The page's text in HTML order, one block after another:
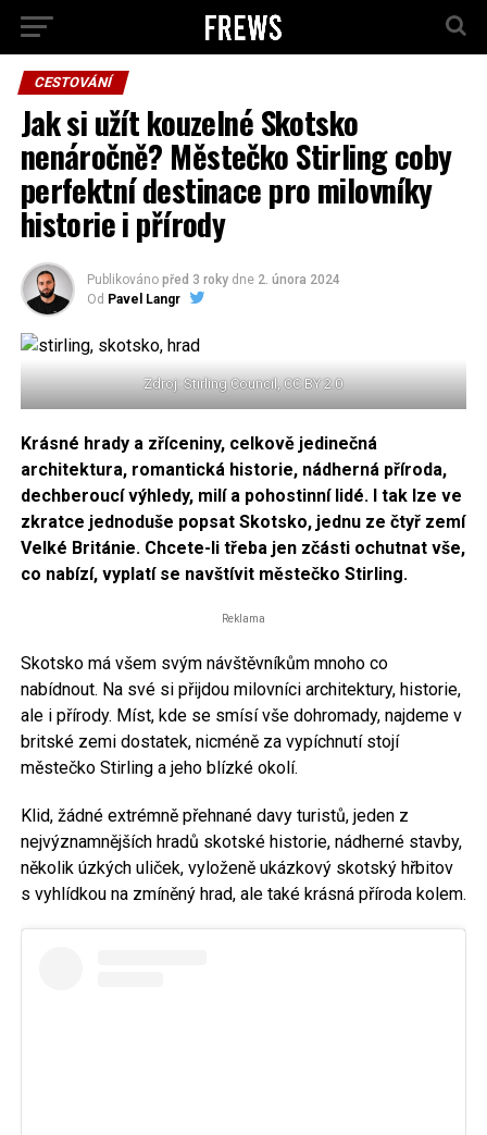
CESTOVÁNÍ
Jak si užít kouzelné Skotsko
nenáročně? Městečko Stirling coby
perfektní destinace pro milovníky
historie i přírody
Publikováno před 3 roky dne 2. února 2024
Od Pavel Langr
Zdroj: Stirling Council, CC BY 2.0
Krásné hrady a zříceniny, celkově jedinečná
architektura, romantická historie, nádherná příroda,
dechberoucí výhledy, milí a pohostinní lidé. I tak lze ve
zkratce jednoduše popsat Skotsko, jednu ze čtyř zemí
Velké Británie. Chcete-li třeba jen zčásti ochutnat vše,
co nabízí, vyplatí se navštívit městečko Stirling.
Reklama
Skotsko má všem svým návštěvníkům mnoho co
nabídnout. Na své si přijdou milovníci architektury, historie,
ale i přírody. Míst, kde se smísí vše dohromady, najdeme v
britské zemi dostatek, nicméně za vypíchnutí stojí
městečko Stirling a jeho blízké okolí.
Klid, žádné extrémně přehnané davy turistů, jeden z
nejvýznamnějších hradů skotské historie, nádherné stavby,
několik úzkých uliček, vyloženě ukázkový skotský hřbitov
s vyhlídkou na zmíněný hrad, ale také krásná příroda kolem.